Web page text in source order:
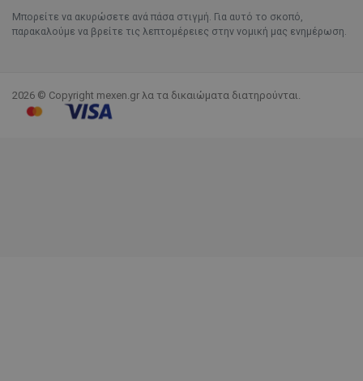
Μπορείτε να ακυρώσετε ανά πάσα στιγμή. Για αυτό το σκοπό,
παρακαλούμε να βρείτε τις λεπτομέρειες στην νομική μας ενημέρωση.
2026 © Copyright mexen.gr λα τα δικαιώματα διατηρούνται.